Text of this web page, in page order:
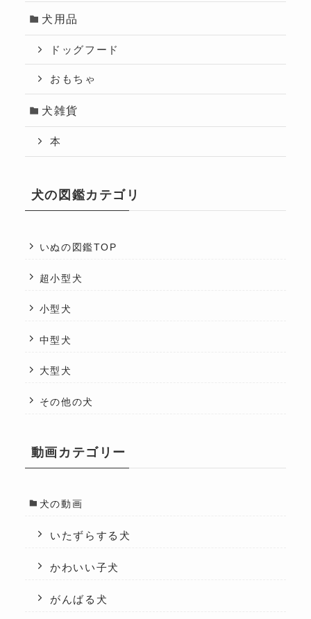
犬用品
ドッグフード
おもちゃ
犬雑貨
本
犬の図鑑カテゴリ
いぬの図鑑TOP
超小型犬
小型犬
中型犬
大型犬
その他の犬
動画カテゴリー
犬の動画
いたずらする犬
かわいい子犬
がんばる犬